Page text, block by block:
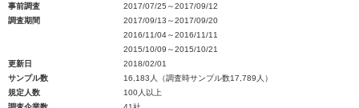
事前調査
2017/07/25～2017/09/12
調査期間
2017/09/13～2017/09/20
2016/11/04～2016/11/11
2015/10/09～2015/10/21
更新日
2018/02/01
サンプル数
16,183人（調査時サンプル数17,789人）
規定人数
100人以上